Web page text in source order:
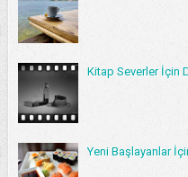
Kitap Severler İçin
Yeni Başlayanlar